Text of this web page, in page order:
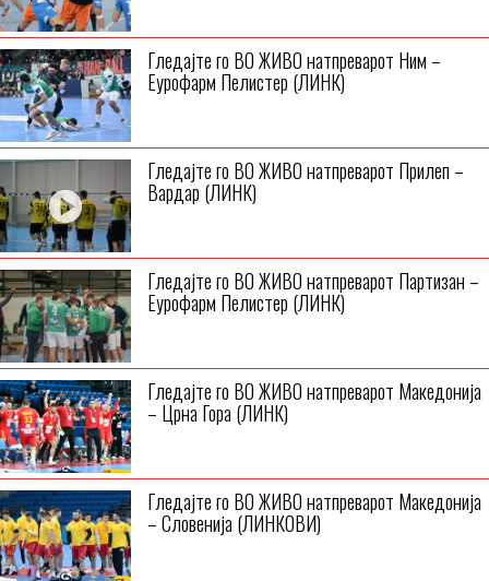
Гледајте го ВО ЖИВО натпреварот Ним –
Еурофарм Пелистер (ЛИНК)
Гледајте го ВО ЖИВО натпреварот Прилеп –
Вардар (ЛИНК)
Гледајте го ВО ЖИВО натпреварот Партизан –
Еурофарм Пелистер (ЛИНК)
Гледајте го ВО ЖИВО натпреварот Македонија
– Црна Гора (ЛИНК)
Гледајте го ВО ЖИВО натпреварот Македонија
– Словенија (ЛИНКОВИ)